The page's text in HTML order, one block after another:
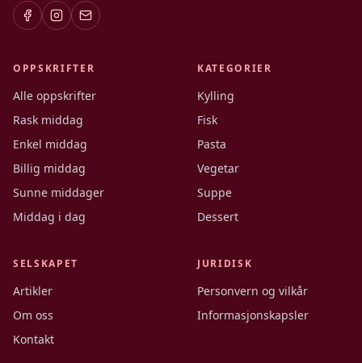
OPPSKRIFTER
Alle oppskrifter
Rask middag
Enkel middag
Billig middag
Sunne middager
Middag i dag
KATEGORIER
Kylling
Fisk
Pasta
Vegetar
Suppe
Dessert
SELSKAPET
Artikler
Om oss
Kontakt
JURIDISK
Personvern og vilkår
Informasjonskapsler